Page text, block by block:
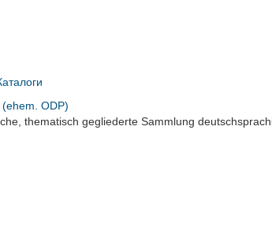
ODP)
thematisch gegliederte Sammlung